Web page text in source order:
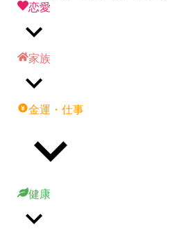
恋愛
家族
金運・仕事
健康